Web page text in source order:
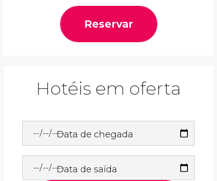
Reservar
Hotéis em oferta
Data de chegada
Data de saída